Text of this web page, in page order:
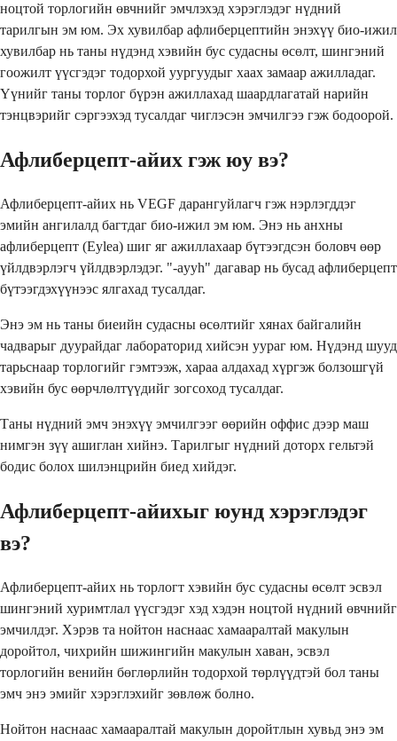
ноцтой торлогийн өвчнийг эмчлэхэд хэрэглэдэг нүдний
тарилгын эм юм. Эх хувилбар афлиберцептийн энэхүү био-ижил
хувилбар нь таны нүдэнд хэвийн бус судасны өсөлт, шингэний
гоожилт үүсгэдэг тодорхой уургуудыг хаах замаар ажилладаг.
Үүнийг таны торлог бүрэн ажиллахад шаардлагатай нарийн
тэнцвэрийг сэргээхэд тусалдаг чиглэсэн эмчилгээ гэж бодоорой.
Афлиберцепт-айих гэж юу вэ?
Афлиберцепт-айих нь VEGF дарангуйлагч гэж нэрлэгддэг
эмийн ангилалд багтдаг био-ижил эм юм. Энэ нь анхны
афлиберцепт (Eylea) шиг яг ажиллахаар бүтээгдсэн боловч өөр
үйлдвэрлэгч үйлдвэрлэдэг. "-ayyh" дагавар нь бусад афлиберцепт
бүтээгдэхүүнээс ялгахад тусалдаг.
Энэ эм нь таны биеийн судасны өсөлтийг хянах байгалийн
чадварыг дуурайдаг лабораторид хийсэн уураг юм. Нүдэнд шууд
тарьснаар торлогийг гэмтээж, хараа алдахад хүргэж болзошгүй
хэвийн бус өөрчлөлтүүдийг зогсоход тусалдаг.
Таны нүдний эмч энэхүү эмчилгээг өөрийн оффис дээр маш
нимгэн зүү ашиглан хийнэ. Тарилгыг нүдний доторх гельтэй
бодис болох шилэнцрийн биед хийдэг.
Афлиберцепт-айихыг юунд хэрэглэдэг
вэ?
Афлиберцепт-айих нь торлогт хэвийн бус судасны өсөлт эсвэл
шингэний хуримтлал үүсгэдэг хэд хэдэн ноцтой нүдний өвчнийг
эмчилдэг. Хэрэв та нойтон наснаас хамааралтай макулын
доройтол, чихрийн шижингийн макулын хаван, эсвэл
торлогийн венийн бөглөрлийн тодорхой төрлүүдтэй бол таны
эмч энэ эмийг хэрэглэхийг зөвлөж болно.
Нойтон наснаас хамааралтай макулын доройтлын хувьд энэ эм